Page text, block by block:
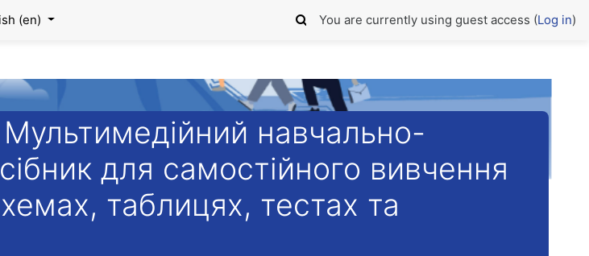
‎(en)‎ You are currently using guest access (Log in)
навчально-
для самостійного вивчення
таблицях, тестах та